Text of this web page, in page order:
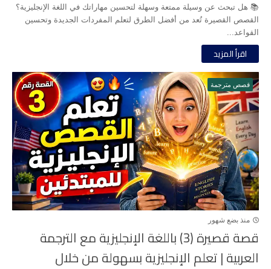
📚 هل تبحث عن وسيلة ممتعة وسهلة لتحسين مهاراتك في اللغة الإنجليزية؟
القصص القصيرة تُعد من أفضل الطرق لتعلم المفردات الجديدة وتحسين
القواعد...
اقرأ المزيد
قصص مترجمة
منذ بضع شهور
قصة قصيرة (3) باللغة الإنجليزية مع الترجمة
العربية | تعلم الإنجليزية بسهولة من خلال